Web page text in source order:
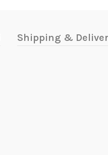
Shipping &